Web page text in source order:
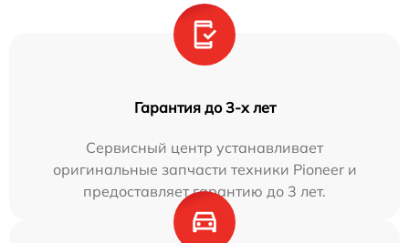
Гарантия до 3-х лет
Сервисный центр устанавливает
оригинальные запчасти техники Pioneer и
предоставляет гарантию до 3 лет.